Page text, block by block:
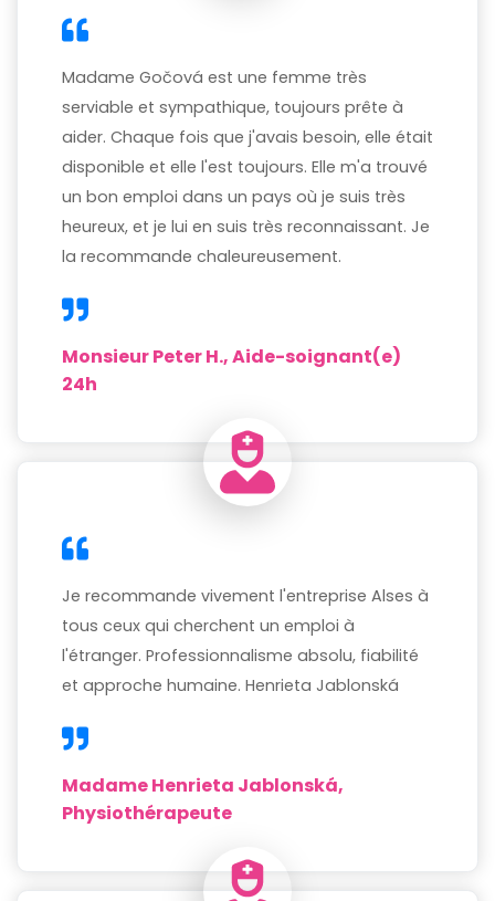
Madame Gočová est une femme très
serviable et sympathique, toujours prête à
aider. Chaque fois que j'avais besoin, elle était
disponible et elle l'est toujours. Elle m'a trouvé
un bon emploi dans un pays où je suis très
heureux, et je lui en suis très reconnaissant. Je
la recommande chaleureusement.
Monsieur Peter H., Aide-soignant(e)
24h
Je recommande vivement l'entreprise Alses à
tous ceux qui cherchent un emploi à
l'étranger. Professionnalisme absolu, fiabilité
et approche humaine. Henrieta Jablonská
Madame Henrieta Jablonská,
Physiothérapeute